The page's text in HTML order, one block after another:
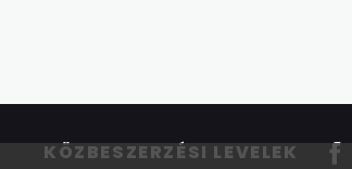
KÖZBESZERZÉSI LEVELEK